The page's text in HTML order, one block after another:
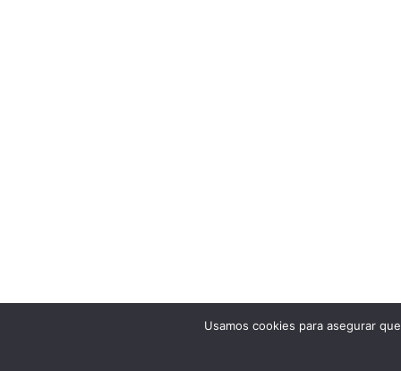
Usamos cookies para asegurar